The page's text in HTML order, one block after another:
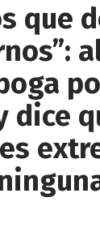
que
dice